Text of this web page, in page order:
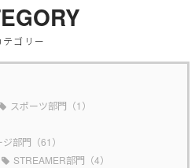
テゴリー
スポーツ部門（1）
部門（61）
STREAMER部門（4）